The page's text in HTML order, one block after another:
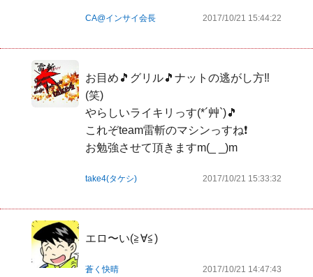
CA@インサイ会長 2017/10/21 15:44:22
お目め🎵グリル🎵ナットの逃がし方‼
(笑)
やらしいライキリっす(*´艸`)🎵
これぞteam雷斬のマシンっすね❗
お勉強させて頂きますm(_ _)m
take4(タケシ) 2017/10/21 15:33:32
エロ〜い(≧∀≦)
蒼く快晴 2017/10/21 14:47:43